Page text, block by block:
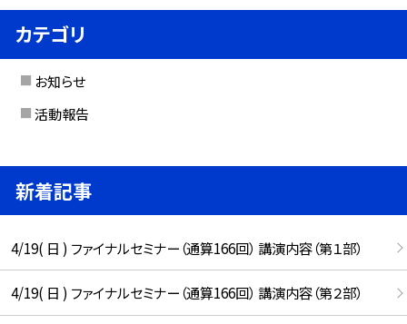
カテゴリ
お知らせ
活動報告
新着記事
4/19( 日 ) ファイナルセミナー（通算166回） 講演内容（第１部）
4/19( 日 ) ファイナルセミナー（通算166回） 講演内容（第２部）